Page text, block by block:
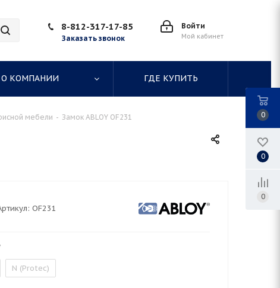
Войти
Мой кабинет
8-812-317-17-85
Заказать звонок
О КОМПАНИИ ГДЕ КУПИТЬ
мебели - Замок ABLOY OF231
OF231
N (Protec)
0
0
0